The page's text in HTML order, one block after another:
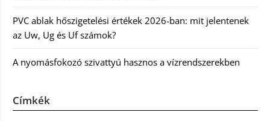
PVC ablak hőszigetelési értékek 2026-ban: mit jelentenek
az Uw, Ug és Uf számok?
A nyomásfokozó szivattyú hasznos a vízrendszerekben
Címkék